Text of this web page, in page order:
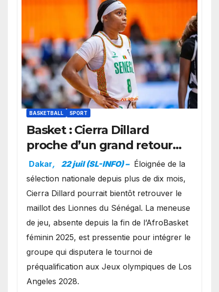
BASKETBALL SPORT
Basket : Cierra Dillard
proche d’un grand retour
avec les Lionnes ?
Dakar, 22 juil (SL-INFO) – Éloignée de la
sélection nationale depuis plus de dix mois,
Cierra Dillard pourrait bientôt retrouver le
maillot des Lionnes du Sénégal. La meneuse
de jeu, absente depuis la fin de l’AfroBasket
féminin 2025, est pressentie pour intégrer le
groupe qui disputera le tournoi de
préqualification aux Jeux olympiques de Los
Angeles 2028.